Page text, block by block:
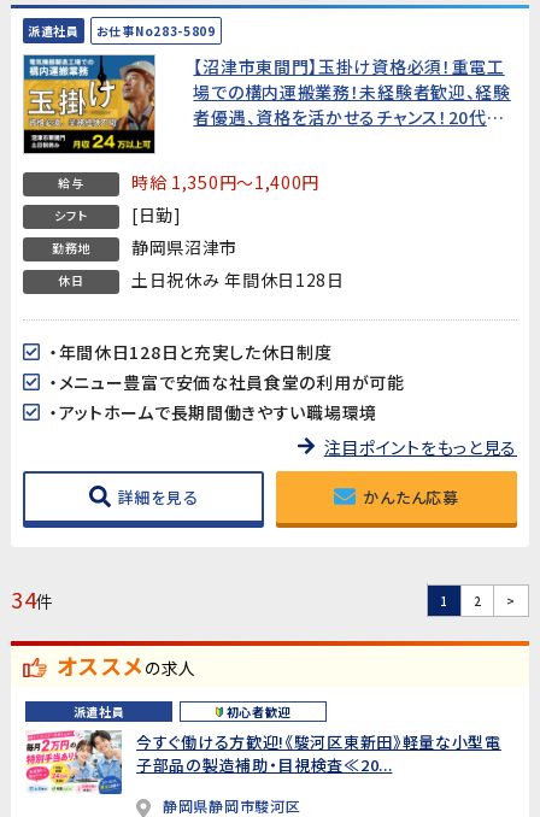
派遣社員 お仕事No283-5809
【沼津市東間門】玉掛け資格必須！重電工
場での構内運搬業務！未経験者歓迎、経験
者優遇、資格を活かせるチャンス！20代～
給与 時給 1,350円～1,400円
シフト [日勤]
勤務地 静岡県沼津市
休日 土日祝休み 年間休日128日
・年間休日128日と充実した休日制度
・メニュー豊富で安価な社員食堂の利用が可能
・アットホームで長期間働きやすい職場環境
注目ポイントをもっと見る
詳細を見る かんたん応募
34件 1 2 >
オススメの求人
派遣社員 初心者歓迎
今すぐ働ける方歓迎!《駿河区東新田》軽量な小型電
子部品の製造補助・目視検査≪20...
静岡県静岡市駿河区